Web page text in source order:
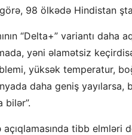
98 ölkədə Hindistan
“Delta+” variantı
yəni əlamətsiz
yüksək temperatur,
daha geniş
bilər”.
açıqlamasında tibb